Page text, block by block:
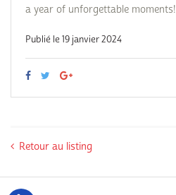
a year of unforgettable moments!
Publié le 19 janvier 2024
Retour au listing